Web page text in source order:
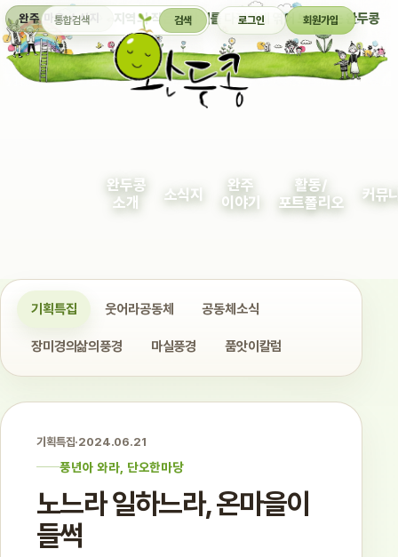
완주 마을 소식지 지역의 작은 이야기를 다정하게 엮어 보여주는 완두콩
통합검색 검색 로그인 회원가입
완두콩
소개
소식지
완주
이야기
활동/
포트폴리오
커뮤
기획특집 웃어라공동체 공동체소식
장미경의삶의풍경 마실풍경 품앗이칼럼
기획특집·2024.06.21
풍년아 와라, 단오한마당
노느라 일하느라, 온마을이
들썩